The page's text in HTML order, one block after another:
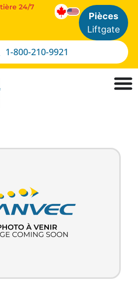
1-800-210-9921
24/7
Pièces
Liftgate